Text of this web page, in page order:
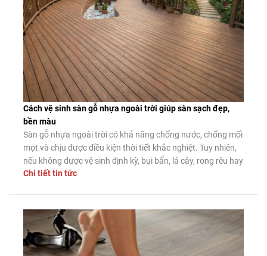
Cách vệ sinh sàn gỗ nhựa ngoài trời giúp sàn sạch đẹp,
bền màu
Sàn gỗ nhựa ngoài trời có khả năng chống nước, chống mối
mọt và chịu được điều kiện thời tiết khắc nghiệt. Tuy nhiên,
nếu không được vệ sinh định kỳ, bụi bẩn, lá cây, rong rêu hay
dầu mỡ vẫn có thể tích tụ trên bề mặt, làm giảm tính thẩm
Chi tiết tin tức